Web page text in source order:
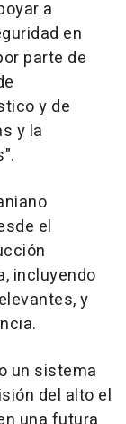
a
en
parte de
y de
y la
el
incluyendo
y
un sistema
del alto el